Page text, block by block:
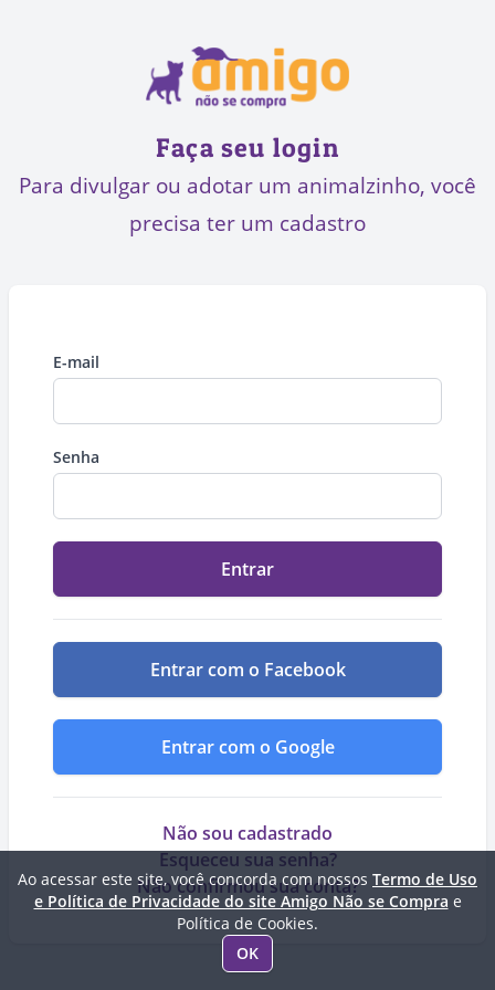
Faça seu login
Para divulgar ou adotar um animalzinho, você
precisa ter um cadastro
E-mail
Senha
Entrar
Entrar com o Facebook
Entrar com o Google
Não sou cadastrado
Esqueceu sua senha?
Não confirmou sua conta?
Ao acessar este site, você concorda com nossos Termo de Uso
e Política de Privacidade do site Amigo Não se Compra e
Política de Cookies.
OK